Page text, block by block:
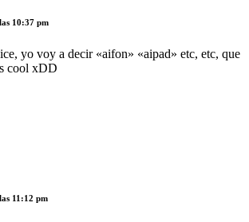
10:37 pm
yo voy a decir «aifon» «aipad» etc, etc, que
cool xDD
11:12 pm